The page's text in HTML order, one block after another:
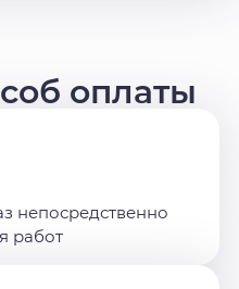
оплаты
непосредственно
работ